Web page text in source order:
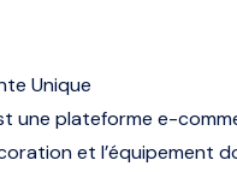
Unique
une plateforme e-
et l’équipement